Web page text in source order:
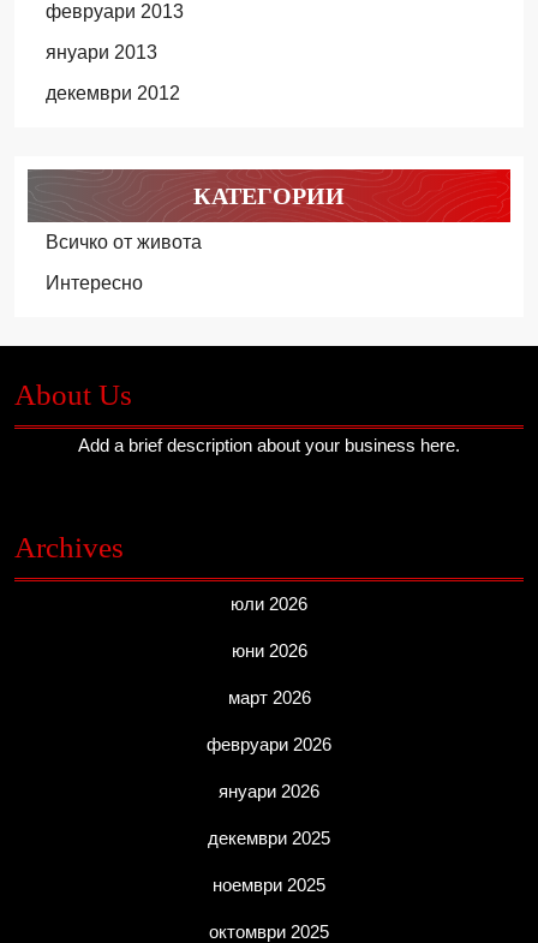
февруари 2013
януари 2013
декември 2012
КАТЕГОРИИ
Всичко от живота
Интересно
About Us
Add a brief description about your business here.
Archives
юли 2026
юни 2026
март 2026
февруари 2026
януари 2026
декември 2025
ноември 2025
октомври 2025